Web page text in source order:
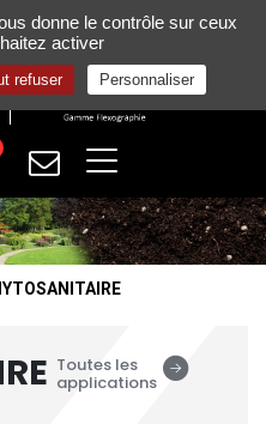
80 10
Toutes les
applications
cookies
donne le contrôle sur ceux
activer
refuser Personnaliser